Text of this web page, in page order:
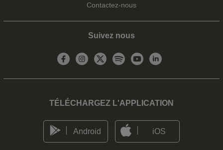
Contactez-nous
Suivez nous
TÉLÉCHARGEZ L'APPLICATION
Android iOS